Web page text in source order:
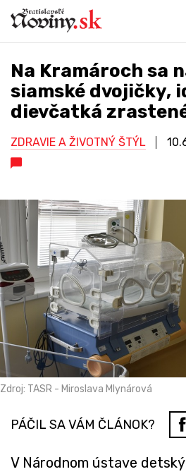
Na Kramároch sa
siamské dvojičky,
dievčatká
ZDRAVIE A ŽIVOTNÝ ŠTÝL
Zdroj: TASR - Miroslava Mlynárová
PÁČIL SA VÁM ČLÁNOK?
V Národnom ústave